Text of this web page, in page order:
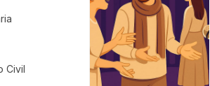
Engenharia e
Equinocultura
Civil